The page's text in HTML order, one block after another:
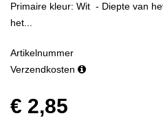
Primaire kleur: Wit - Diepte van
het...
Artikelnummer
Verzendkosten
€ 2,85